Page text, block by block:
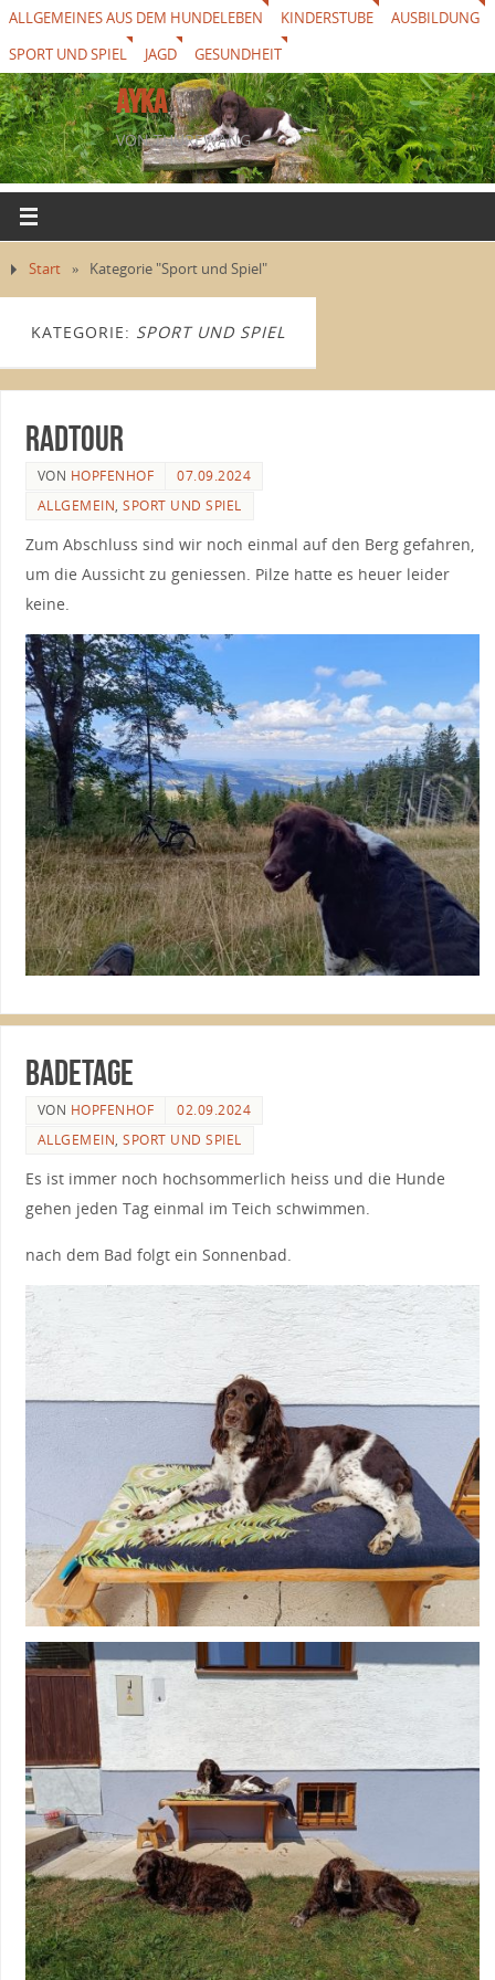
ALLGEMEINES AUS DEM HUNDELEBEN KINDERSTUBE
AUSBILDUNG
SPORT UND SPIEL
JAGD GESUNDHEIT
AYKA
VON THUREWANG
Start » Kategorie "Sport und Spiel"
KATEGORIE: SPORT UND SPIEL
Radtour
VON HOPFENHOF
07.09.2024
ALLGEMEIN,SPORT UND SPIEL
Zum Abschluss sind wir noch einmal auf den Berg gefahren,
um die Aussicht zu geniessen. Pilze hatte es heuer leider
keine.
Badetage
VON HOPFENHOF
02.09.2024
ALLGEMEIN,SPORT UND SPIEL
Es ist immer noch hochsommerlich heiss und die Hunde
gehen jeden Tag einmal im Teich schwimmen.
nach dem Bad folgt ein Sonnenbad.